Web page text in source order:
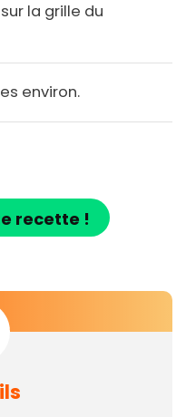
la grille du
environ.
recette !